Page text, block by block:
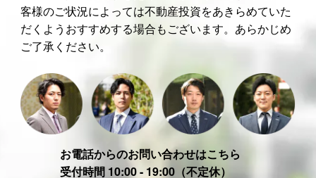
客様のご状況によっては不動産投資をあきらめていた
だくようおすすめする場合もございます。あらかじめ
ご了承ください。
お電話からのお問い合わせはこちら
受付時間 10:00 - 19:00（不定休）